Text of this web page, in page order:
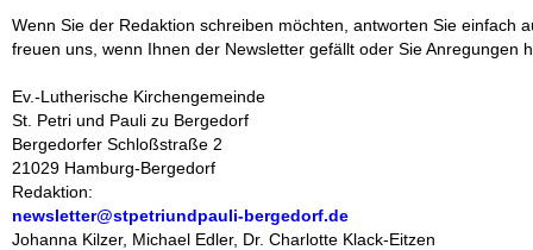
Wenn Sie der Redaktion schreiben möchten, antworten Sie einfach
freuen uns, wenn Ihnen der Newsletter gefällt oder Sie Anregungen
Ev.-Lutherische Kirchengemeinde
St. Petri und Pauli zu Bergedorf
Bergedorfer Schloßstraße 2
21029 Hamburg-Bergedorf
Redaktion:
newsletter@stpetriundpauli-bergedorf.de
Johanna Kilzer, Michael Edler, Dr. Charlotte Klack-Eitzen